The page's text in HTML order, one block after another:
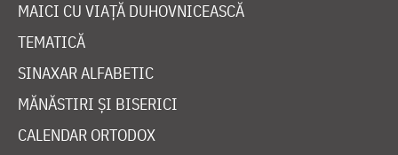
MAICI CU VIAȚĂ DUHOVNICEASCĂ
TEMATICĂ
SINAXAR ALFABETIC
MĂNĂSTIRI ȘI BISERICI
CALENDAR ORTODOX